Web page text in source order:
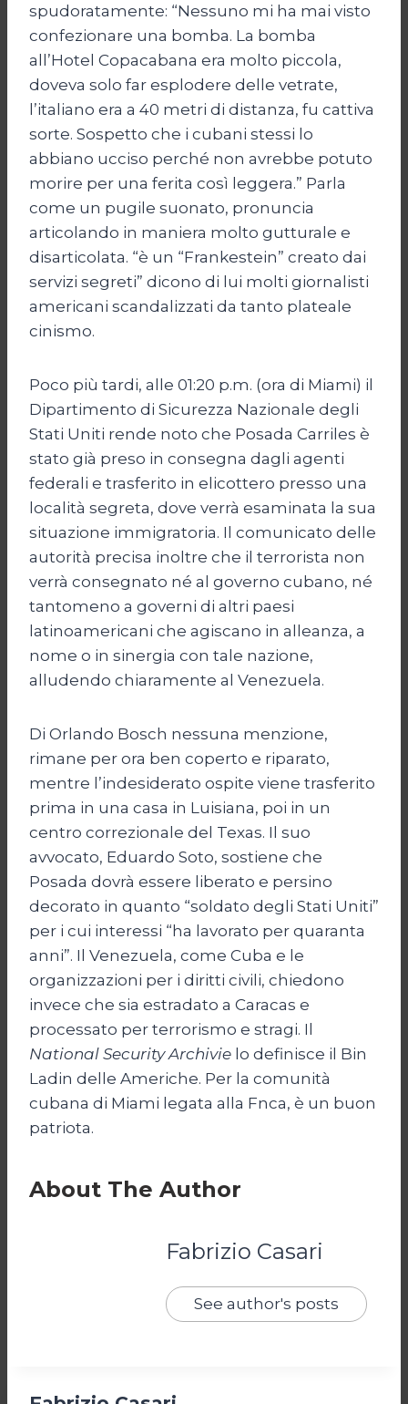
spudoratamente: “Nessuno mi ha mai visto
confezionare una bomba. La bomba
all’Hotel Copacabana era molto piccola,
doveva solo far esplodere delle vetrate,
l’italiano era a 40 metri di distanza, fu cattiva
sorte. Sospetto che i cubani stessi lo
abbiano ucciso perché non avrebbe potuto
morire per una ferita così leggera.” Parla
come un pugile suonato, pronuncia
articolando in maniera molto gutturale e
disarticolata. “è un “Frankestein” creato dai
servizi segreti” dicono di lui molti giornalisti
americani scandalizzati da tanto plateale
cinismo.
Poco più tardi, alle 01:20 p.m. (ora di Miami) il
Dipartimento di Sicurezza Nazionale degli
Stati Uniti rende noto che Posada Carriles è
stato già preso in consegna dagli agenti
federali e trasferito in elicottero presso una
località segreta, dove verrà esaminata la sua
situazione immigratoria. Il comunicato delle
autorità precisa inoltre che il terrorista non
verrà consegnato né al governo cubano, né
tantomeno a governi di altri paesi
latinoamericani che agiscano in alleanza, a
nome o in sinergia con tale nazione,
alludendo chiaramente al Venezuela.
Di Orlando Bosch nessuna menzione,
rimane per ora ben coperto e riparato,
mentre l’indesiderato ospite viene trasferito
prima in una casa in Luisiana, poi in un
centro correzionale del Texas. Il suo
avvocato, Eduardo Soto, sostiene che
Posada dovrà essere liberato e persino
decorato in quanto “soldato degli Stati Uniti”
per i cui interessi “ha lavorato per quaranta
anni”. Il Venezuela, come Cuba e le
organizzazioni per i diritti civili, chiedono
invece che sia estradato a Caracas e
processato per terrorismo e stragi. Il
National Security Archivie lo definisce il Bin
Ladin delle Americhe. Per la comunità
cubana di Miami legata alla Fnca, è un buon
patriota.
About The Author
Fabrizio Casari
See author's posts